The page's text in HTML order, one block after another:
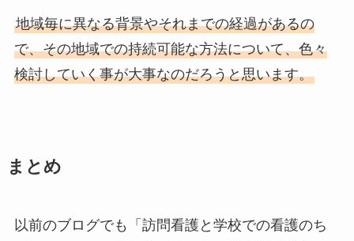
地域毎に異なる背景やそれまでの経過があるの
で、その地域での持続可能な方法について、色々
検討していく事が大事なのだろうと思います。
まとめ
以前のブログでも「訪問看護と学校での看護のち